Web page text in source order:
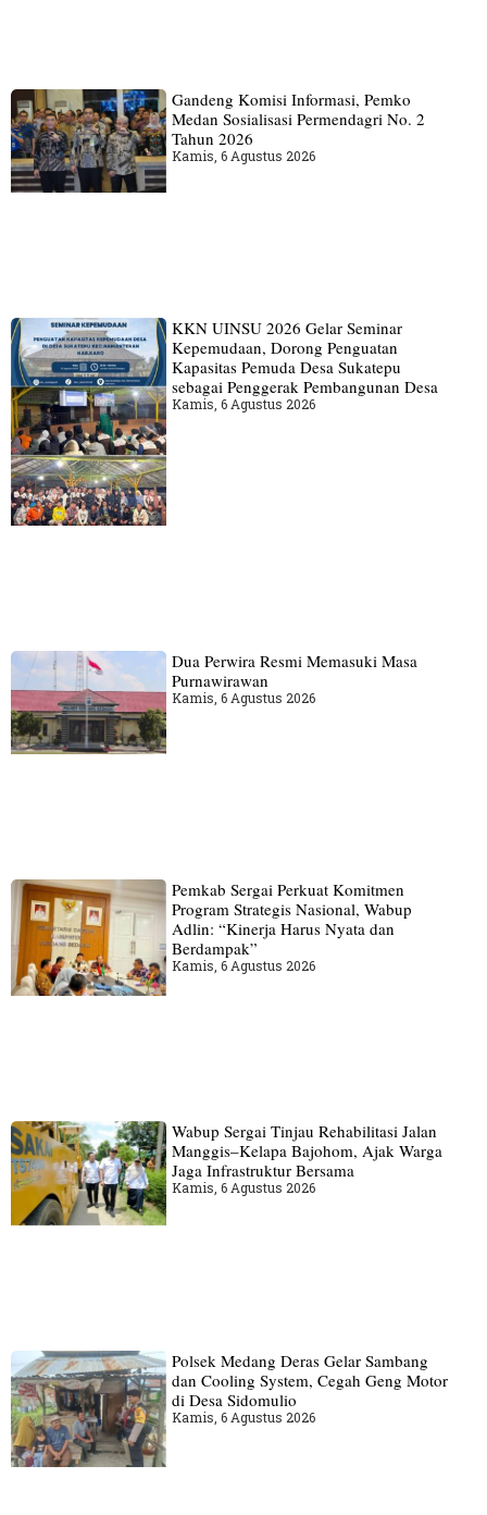
Gandeng Komisi Informasi, Pemko
Medan Sosialisasi Permendagri No. 2
Tahun 2026
Kamis, 6 Agustus 2026
KKN UINSU 2026 Gelar Seminar
Kepemudaan, Dorong Penguatan
Kapasitas Pemuda Desa Sukatepu
sebagai Penggerak Pembangunan Desa
Kamis, 6 Agustus 2026
Dua Perwira Resmi Memasuki Masa
Purnawirawan
Kamis, 6 Agustus 2026
Pemkab Sergai Perkuat Komitmen
Program Strategis Nasional, Wabup
Adlin: “Kinerja Harus Nyata dan
Berdampak”
Kamis, 6 Agustus 2026
Wabup Sergai Tinjau Rehabilitasi Jalan
Manggis–Kelapa Bajohom, Ajak Warga
Jaga Infrastruktur Bersama
Kamis, 6 Agustus 2026
Polsek Medang Deras Gelar Sambang
dan Cooling System, Cegah Geng Motor
di Desa Sidomulio
Kamis, 6 Agustus 2026